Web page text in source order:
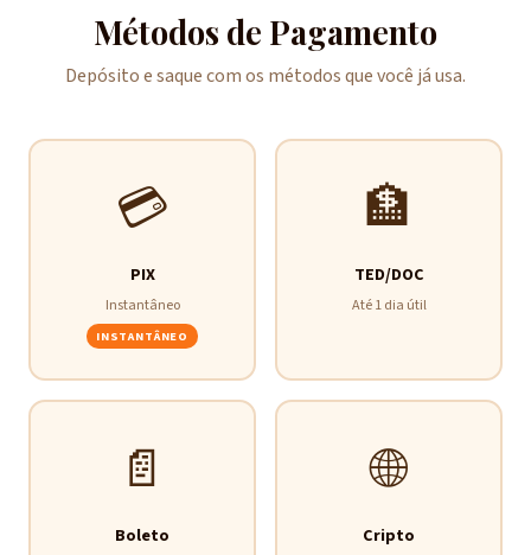
Métodos de Pagamento
Depósito e saque com os métodos que você já usa.
💳
PIX
Instantâneo
INSTANTÂNEO
🏦
TED/DOC
Até 1 dia útil
📄
Boleto
🌐
Cripto